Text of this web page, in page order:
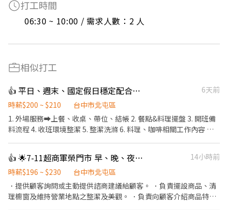
打工時間
06:30 ~ 10:00 / 需求人數：2 人
相似打工
👍 平日、週末、國定假日穩定配合工讀
6天前
時薪$200 ~ $210
台中市北屯區
1. 外場服務➡️上餐、收桌、帶位、結帳 2. 餐點&料理擺盤 3. 開班備
料流程 4. 收班環境整潔 5. 整潔洗滌 6. 料理、咖啡相關工作內容 🔅
驗缺乏，但秉持著熱忱向學的態度，每一個場域都能成為您的舞
台！
👍 🌟7-11超商軍榮門市 早、晚、夜班工讀、兼職夥伴(長期）
14小時前
時薪$196 ~ $230
台中市北屯區
．提供顧客詢問或主動提供諮商建議給顧客。 ．負責擺設商品、清
理櫥窗及維持營業地點之整潔及美觀。 ．負責向顧客介紹商品特